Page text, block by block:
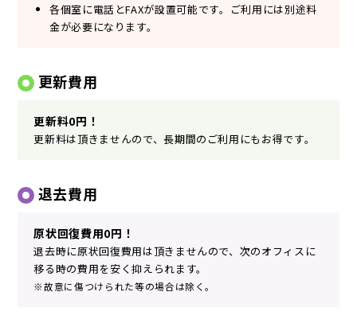
各個室に電話とFAXが設置可能です。ご利用には別途料
金が必要になります。
更新費用
更新料0円！
更新料は頂きませんので、長期間のご利用にもお得です。
退去費用
原状回復費用0円！
退去時に原状回復費用は頂きませんので、次のオフィスに
移る時の費用を安く抑えられます。
※故意に傷つけられた等の場合は除く。